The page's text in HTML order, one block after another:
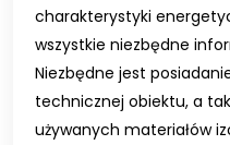
charakterystyki
wszystkie niezbędne
Niezbędne jest
technicznej obiektu, a
używanych materiałów